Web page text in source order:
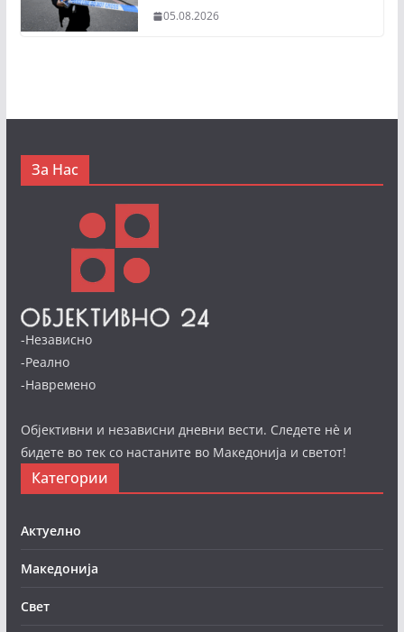
05.08.2026
За Нас
-Независно
-Реално
-Навремено
Објективни и независни дневни вести. Следете нè и
бидете во тек со настаните во Македонија и светот!
Категории
Актуелно
Македонија
Свет